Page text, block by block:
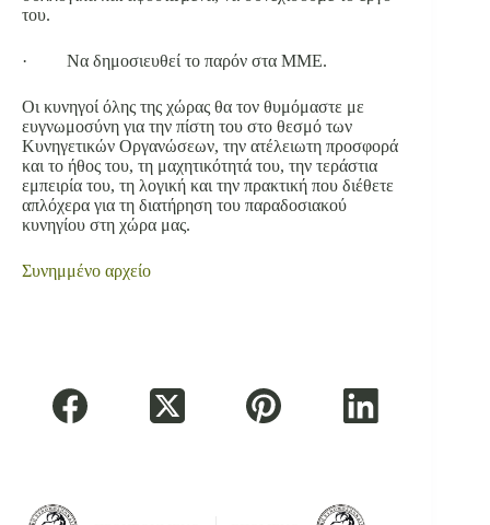
του.
· Να δημοσιευθεί το παρόν στα ΜΜΕ.
Οι κυνηγοί όλης της χώρας θα τον θυμόμαστε με
ευγνωμοσύνη για την πίστη του στο θεσμό των
Κυνηγετικών Οργανώσεων, την ατέλειωτη προσφορά
και το ήθος του, τη μαχητικότητά του, την τεράστια
εμπειρία του, τη λογική και την πρακτική που διέθετε
απλόχερα για τη διατήρηση του παραδοσιακού
κυνηγίου στη χώρα μας.
Συνημμένο αρχείο